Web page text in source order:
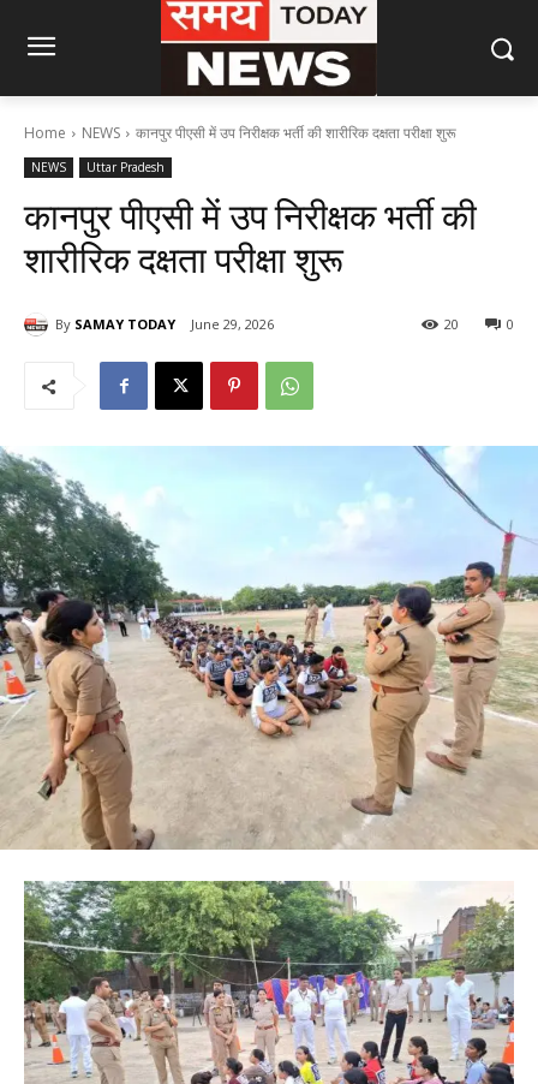
Home NEWS कानपुर पीएसी में उप निरीक्षक भर्ती की शारीरिक दक्षता परीक्षा शुरू
NEWS Uttar Pradesh
कानपुर पीएसी में उप निरीक्षक भर्ती की
शारीरिक दक्षता परीक्षा शुरू
By SAMAY TODAY June 29, 2026 0
20